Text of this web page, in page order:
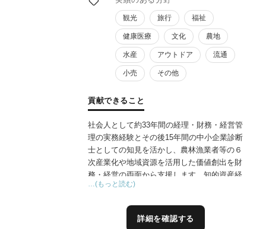
観光 旅行 福祉
健康医療 文化 農地
水産 アウトドア 流通
小売 その他
貢献できること
社会人として約33年間の経理・財務・経営管
理の実務経験とその後15年間の中小企業診断
士としての知見を活かし、農林漁業者等の６
次産業化や地域資源を活用した価値創出を財
務・経営の両面から支援します。知的資産経
営（ローカルベンチマーク）を用いた現状把
の連携戦略を明確化。事業者に寄り添う伴走
型支援で、収益構造の改善と持続可能な経営
…(もっと読む)
詳細を確認する